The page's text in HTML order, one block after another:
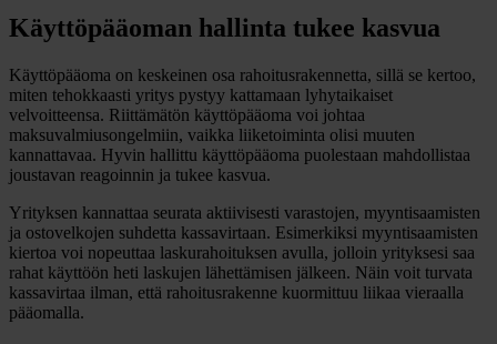
Käyttöpääoman hallinta tukee kasvua
Käyttöpääoma on keskeinen osa rahoitusrakennetta, sillä se kertoo,
miten tehokkaasti yritys pystyy kattamaan lyhytaikaiset
velvoitteensa. Riittämätön käyttöpääoma voi johtaa
maksuvalmiusongelmiin, vaikka liiketoiminta olisi muuten
kannattavaa. Hyvin hallittu käyttöpääoma puolestaan mahdollistaa
joustavan reagoinnin ja tukee kasvua.
Yrityksen kannattaa seurata aktiivisesti varastojen, myyntisaamisten
ja ostovelkojen suhdetta kassavirtaan. Esimerkiksi myyntisaamisten
kiertoa voi nopeuttaa laskurahoituksen avulla, jolloin yrityksesi saa
rahat käyttöön heti laskujen lähettämisen jälkeen. Näin voit turvata
kassavirtaa ilman, että rahoitusrakenne kuormittuu liikaa vieraalla
pääomalla.